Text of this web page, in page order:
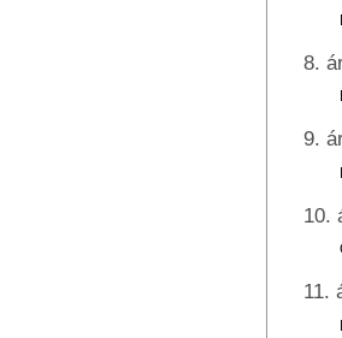
8.
9.
10.
11.